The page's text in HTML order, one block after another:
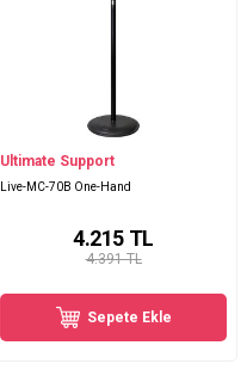
Ultimate Support
Live-MC-70B One-Hand
4.391 TL
4.215 TL
Sepete Ekle